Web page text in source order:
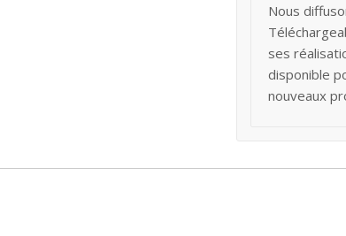
Nous
ses
disponible
nouveaux